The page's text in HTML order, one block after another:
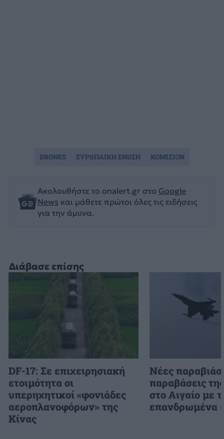
Διάβασε επίσης
DF-17: Σε επιχειρησιακή
ετοιμότητα οι
υπερηχητικοί «φονιάδες
αεροπλανοφόρων» της
Κίνας
Νέες
παραβάσεις
στο Αιγαίο με
επανδρωμένα
Ακολουθήστε το onalert.gr στο Google
News και μάθετε πρώτοι όλες τις ειδήσεις
για την άμυνα.
DRONES ΕΥΡΩΠΑΙΚΗ ΕΝΩΣΗ ΚΟΜΙΣΙΟΝ